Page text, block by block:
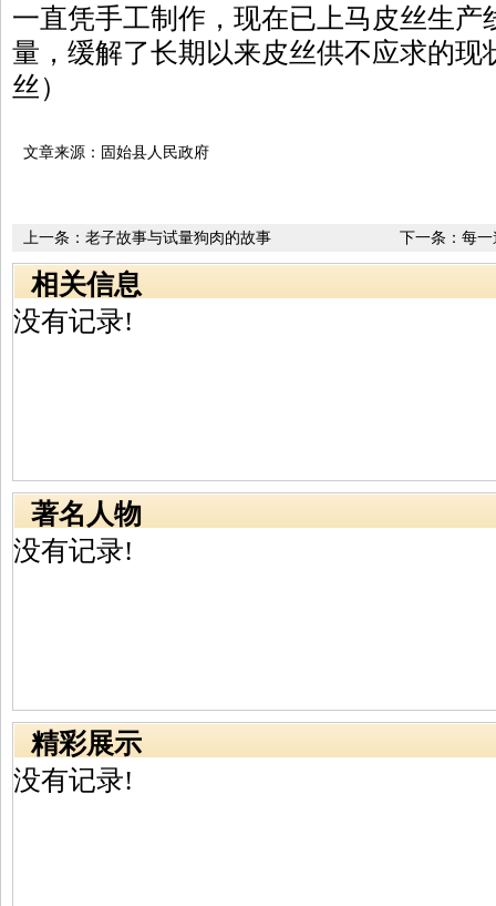
一直凭手工制作，现在已上马皮丝生产
量，缓解了长期以来皮丝供不应求的现
丝）
文章来源：固始县人民政府
下一条： 每一
上一条： 老子故事与试量狗肉的故事
相关信息
没有记录!
著名人物
没有记录!
精彩展示
没有记录!